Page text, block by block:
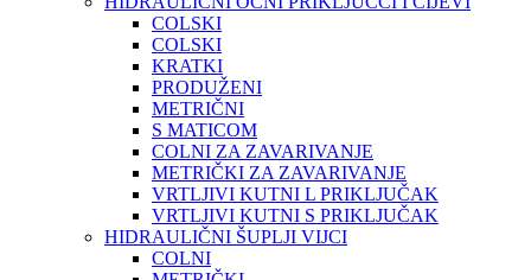
COLSKI
COLSKI
KRATKI
PRODUŽENI
METRIČNI
S MATICOM
COLNI ZA ZAVARIVANJE
METRIČKI ZA ZAVARIVANJE
VRTLJIVI KUTNI L PRIKLJUČAK
VRTLJIVI KUTNI S PRIKLJUČAK
HIDRAULIČNI ŠUPLJI VIJCI
COLNI